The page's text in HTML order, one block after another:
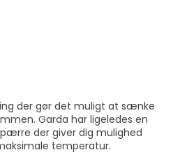
der gør det muligt at sænke
Garda har ligeledes en
der giver dig mulighed
temperatur.